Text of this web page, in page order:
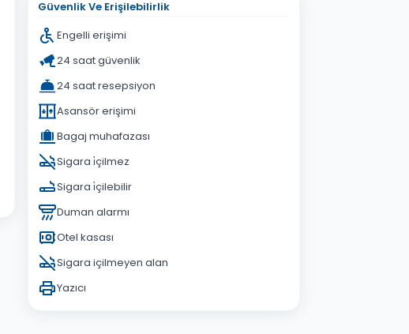
Güvenlik Ve Erişilebilirlik
Engelli erişimi
24 saat güvenlik
24 saat resepsiyon
Asansör erişimi
Bagaj muhafazası
Sigara i̇çilmez
Sigara i̇çilebilir
Duman alarmı
Otel kasası
Sigara içilmeyen alan
Yazıcı